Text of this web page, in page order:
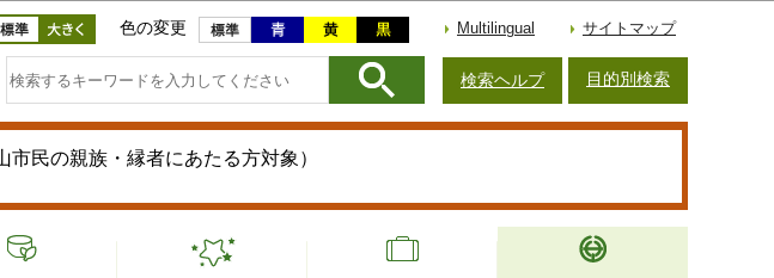
へ移動
色の変更 Multilingual サイトマップ
検索ヘルプ 目的別検索
市民の親族・縁者にあたる方対象）